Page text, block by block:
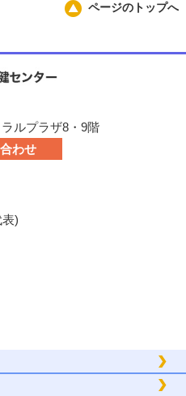
ページのトップへ
ルプラザ8・9階
わせ
表)